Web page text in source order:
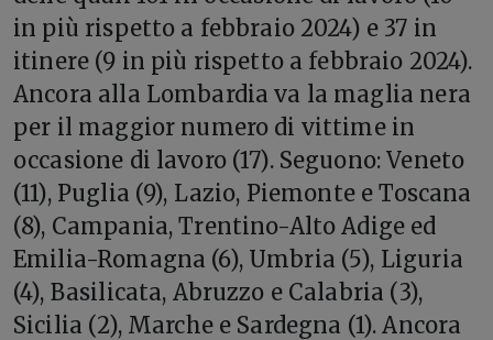
in più rispetto a febbraio 2024) e 37 in
itinere (9 in più rispetto a febbraio 2024).
Ancora alla Lombardia va la maglia nera
per il maggior numero di vittime in
occasione di lavoro (17). Seguono: Veneto
(11), Puglia (9), Lazio, Piemonte e Toscana
(8), Campania, Trentino-Alto Adige ed
Emilia-Romagna (6), Umbria (5), Liguria
(4), Basilicata, Abruzzo e Calabria (3),
Sicilia (2), Marche e Sardegna (1). Ancora